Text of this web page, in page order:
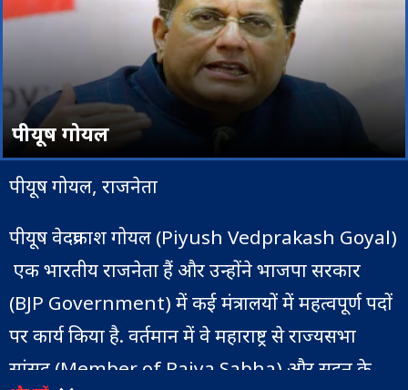
पीयूष गोयल
पीयूष गोयल, राजनेता
पीयूष वेदप्रकाश गोयल (Piyush Vedprakash Goyal)
एक भारतीय राजनेता हैं और उन्होंने भाजपा सरकार
(BJP Government) में कई मंत्रालयों में महत्वपूर्ण पदों
पर कार्य किया है. वर्तमान में वे महाराष्ट्र से राज्यसभा
सांसद (Member of Rajya Sabha) और सदन के